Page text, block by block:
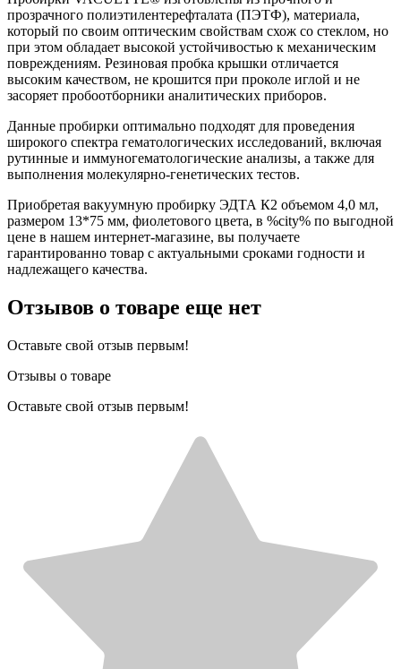
прозрачного полиэтилентерефталата (ПЭТФ), материала,
который по своим оптическим свойствам схож со стеклом, но
при этом обладает высокой устойчивостью к механическим
повреждениям. Резиновая пробка крышки отличается
высоким качеством, не крошится при проколе иглой и не
засоряет пробоотборники аналитических приборов.
Данные пробирки оптимально подходят для проведения
широкого спектра гематологических исследований, включая
рутинные и иммуногематологические анализы, а также для
выполнения молекулярно-генетических тестов.
Приобретая вакуумную пробирку ЭДТА К2 объемом 4,0 мл,
размером 13*75 мм, фиолетового цвета, в %city% по выгодной
цене в нашем интернет-магазине, вы получаете
гарантированно товар с актуальными сроками годности и
надлежащего качества.
Отзывов о товаре еще нет
Оставьте свой отзыв первым!
Отзывы о товаре
Оставьте свой отзыв первым!